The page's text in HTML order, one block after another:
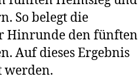
So belegt die
Hinrunde den fünften
Auf dieses Ergebnis
werden.